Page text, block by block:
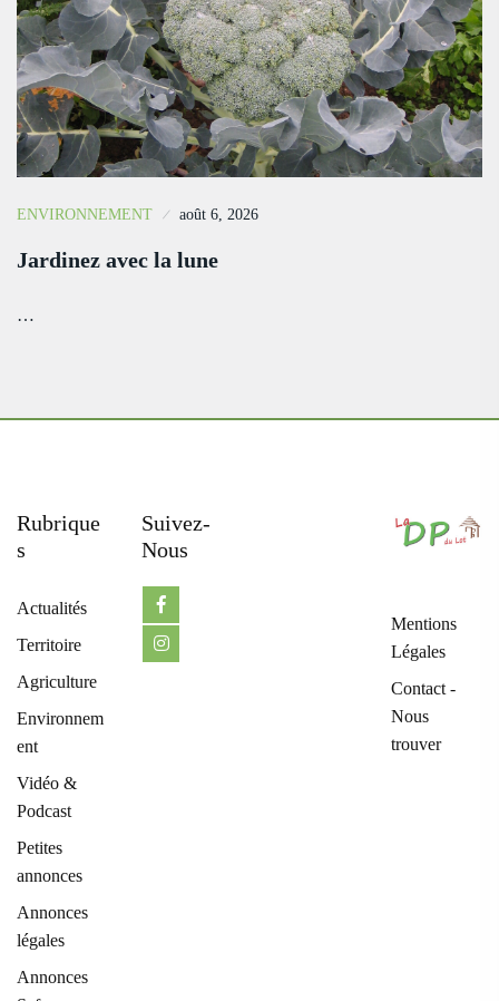
ENVIRONNEMENT août 6, 2026
Jardinez avec la lune
…
Rubrique
S
Actualités
Territoire
Agriculture
Environnem
ent
Vidéo &
Podcast
Petites
annonces
Annonces
légales
Annonces
Suivez-
Nous
Mentions
Légales
Contact -
Nous
trouver